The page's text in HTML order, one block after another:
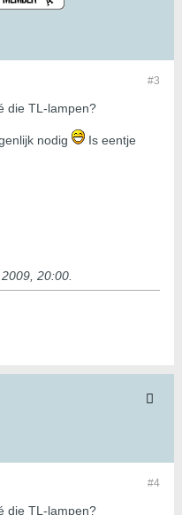
#3
die TL-lampen?
nodig
Is eentje
20:00
#4
die TL-lampen?